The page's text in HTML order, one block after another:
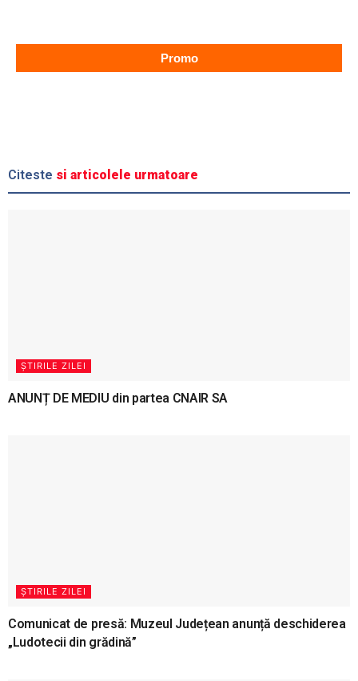
Promo
Citeste si articolele urmatoare
ȘTIRILE ZILEI
ANUNȚ DE MEDIU din partea CNAIR SA
ȘTIRILE ZILEI
Comunicat de presă: Muzeul Județean anunță deschiderea
„Ludotecii din grădină”